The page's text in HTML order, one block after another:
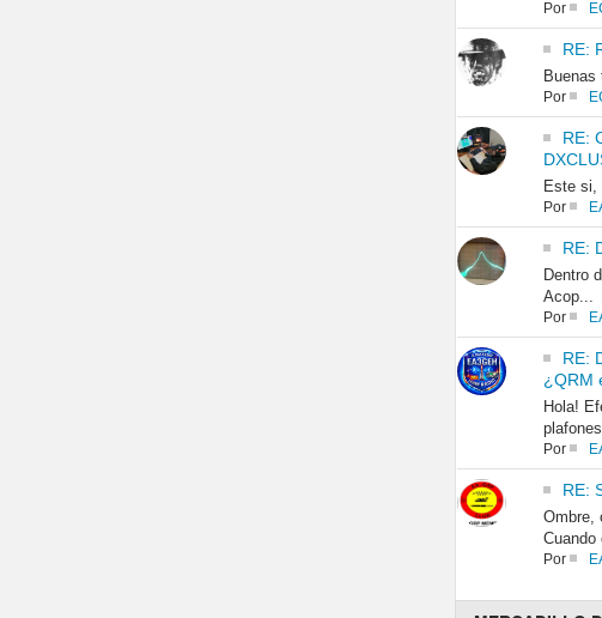
Por
RE:
Por
RE:
Este si,
Por
RE:
Dentro
Acop...
Por
RE:
¿QRM
Hola!
Por
RE:
Ombre,
Cuando
Por